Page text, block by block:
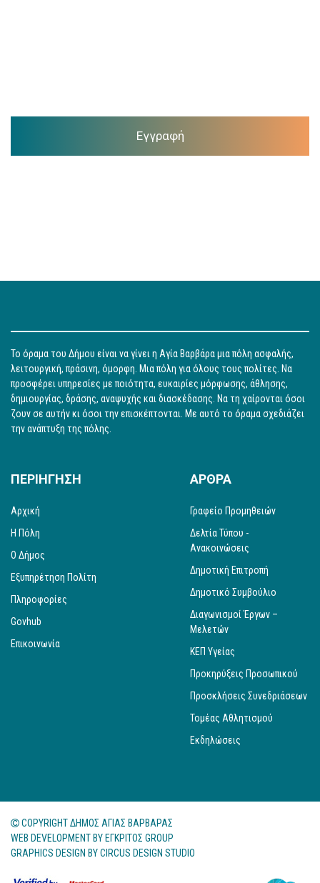
Εγγραφή
Το όραμα του Δήμου είναι να γίνει η Αγία Βαρβάρα μια πόλη ασφαλής,
λειτουργική, πράσινη, όμορφη. Μια πόλη για όλους τους πολίτες. Να
προσφέρει υπηρεσίες με ποιότητα, ευκαιρίες μόρφωσης, άθλησης,
δημιουργίας, δράσης, αναψυχής και διασκέδασης. Να τη χαίρονται όσοι
ζουν σε αυτήν κι όσοι την επισκέπτονται. Με αυτό το όραμα σχεδιάζει
την ανάπτυξη της πόλης.
ΠΕΡΙΗΓΗΣΗ
Αρχική
Η Πόλη
Ο Δήμος
Εξυπηρέτηση Πολίτη
Πληροφορίες
Govhub
Επικοινωνία
ΑΡΘΡΑ
Γραφείο Προμηθειών
Δελτία Τύπου -
Ανακοινώσεις
Δημοτική Επιτροπή
Δημοτικό Συμβούλιο
Διαγωνισμοί Έργων –
Μελετών
ΚΕΠ Υγείας
Προκηρύξεις Προσωπικού
Προσκλήσεις Συνεδριάσεων
Τομέας Αθλητισμού
Εκδηλώσεις
COPYRIGHT ΔΗΜΟΣ ΑΓΙΑΣ ΒΑΡΒΑΡΑΣ
WEB DEVELOPMENT BY ΕΓΚΡΙΤΟΣ GROUP
GRAPHICS DESIGN BYCIRCUS DESIGN STUDIO